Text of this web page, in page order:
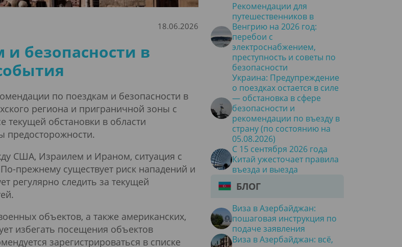
18.06.2026
безопасности в
по поездкам и безопасности в
региона и приграничной зоны с
текущей обстановки в области
предосторожности.
США, Израилем и Ираном, ситуация с
прежнему существует риск нападений и
регулярно следить за текущей
объектов, а также американских,
избегать посещения объектов
зарегистрироваться в списке
Рекомендации для
путешественников в
Венгрию на 2026 год:
перебои с
электроснабжением,
преступность и советы по
безопасности
Украина: Предупреждение
о поездках остается в силе
— обстановка в сфере
безопасности и
рекомендации по въезду в
страну (по состоянию на
05.08.2026)
С 15 сентября 2026 года
Китай ужесточает правила
въезда и выезда
БЛОГ
Виза в Азербайджан:
пошаговая инструкция по
подаче заявления
Виза в Азербайджан: всё,